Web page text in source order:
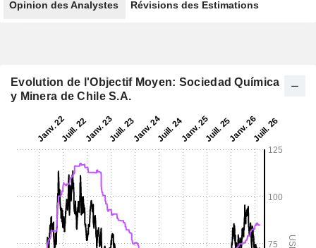
Opinion des Analystes Révisions des Estimations
Evolution de l'Objectif Moyen: Sociedad Química
y Minera de Chile S.A.